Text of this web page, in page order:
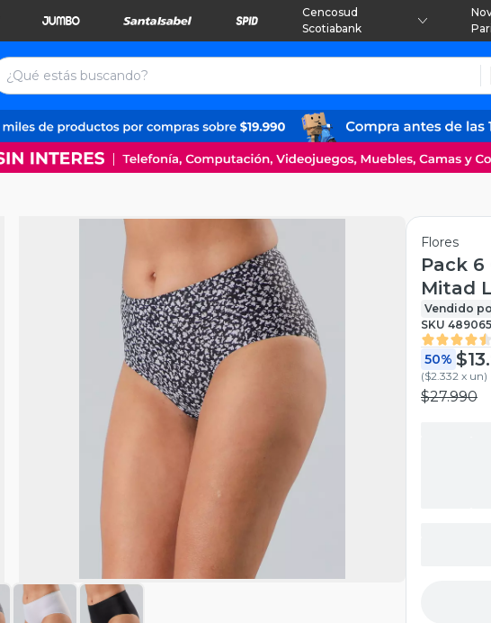
Cencosud
Scotiabank
Flores
Pack 6
Mitad
Vendido
SKU
50%
($2.332 x un)
$27.990